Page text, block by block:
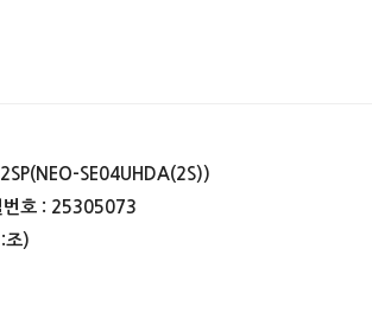
SE04UHDA(2S))
번호 : 25305073
조)